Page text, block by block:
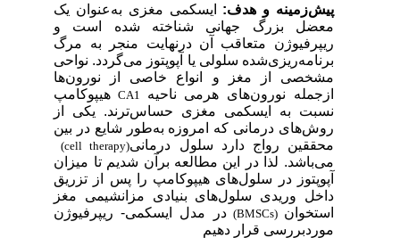
پیش‌زمینه و هدف:ایسکمی مغزی به‌عنوان یک
معضل بزرگ جهانی شناخته شده است و
ریپرفیوژن متعاقب آن درنهایت منجر به مرگ
برنامه‌ریزی‌شده سلولی یا آپوپتوز می‌گردد. نواحی
مشخصی از مغز و انواع خاصی از نورون‌ها
ازجمله نورون‌های هرمی ناحیهCA1هیپوکامپ
نسبت به ایسکمی مغزی حساس‌ترند. یکی از
روش‌های درمانی که امروزه به‌طور شایع در بین
محققین رواج دارد سلول درمانی(cell therapy)
می‌باشد. لذا در این مطالعه برآن شدیم تا میزان
آپوپتوز در سلول‌های هیپوکامپ را پس از تزریق
داخل وریدی سلول‌های بنیادی مزانشیمی مغز
استخوان (BMSCs)در مدل ایسکمی- ریپرفیوژن
موردبررسی قرار دهیم